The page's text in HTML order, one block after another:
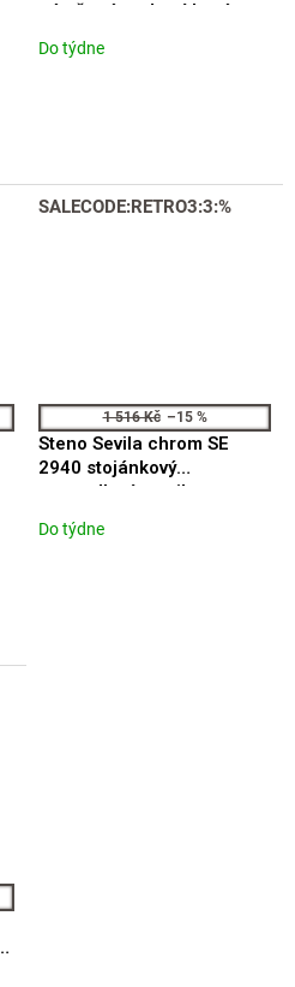
nástěnná podomítková
Do týdne
SALECODE:RETRO3:3:%
1 516 Kč –15 %
Steno Sevila chrom SE
2940 stojánkový
umyvadlový ventil
Do týdne